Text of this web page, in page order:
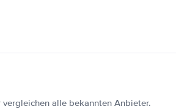
vergleichen alle bekannten Anbieter.